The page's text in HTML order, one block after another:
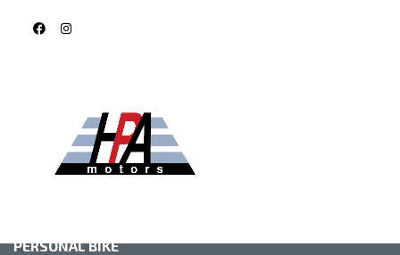
PARTICULATE
PERSONAL BIKE